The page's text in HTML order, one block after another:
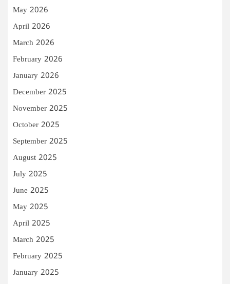
May 2026
April 2026
March 2026
February 2026
January 2026
December 2025
November 2025
October 2025
September 2025
August 2025
July 2025
June 2025
May 2025
April 2025
March 2025
February 2025
January 2025